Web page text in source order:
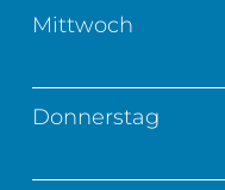
Mittwoch
Donnerstag